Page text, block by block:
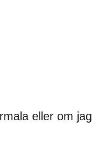
eller om jag